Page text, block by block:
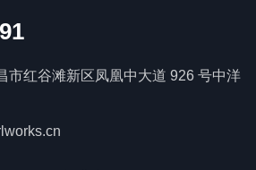
市红谷滩新区凤凰中大道 926 号中洋